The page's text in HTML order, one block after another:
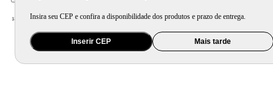
Insira seu CEP e confira a disponibilidade dos produtos e prazo de entrega.
Inserir CEP Mais tarde
Home Eletroportátil / Preparo de Alimento / Forno Elétrico / Forno Elétrico Mondial 52L Grand Family II - FR-52